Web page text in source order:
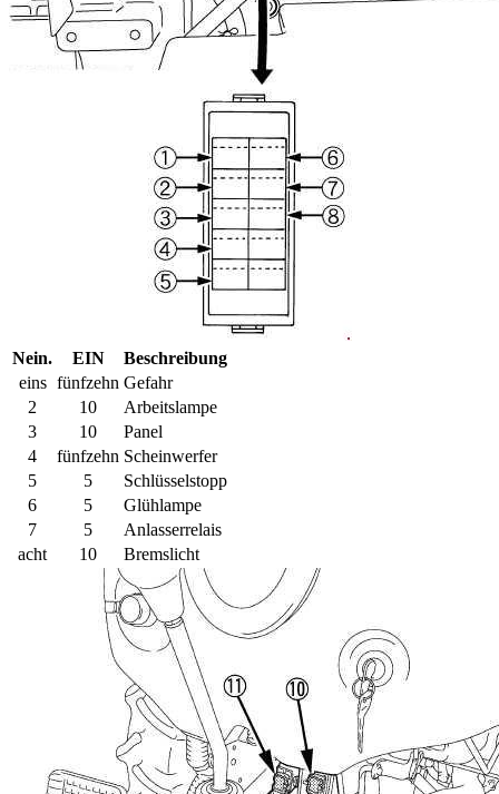
Nein. EIN
Beschreibung
eins fünfzehn Gefahr
2
10
Arbeitslampe
3
10
Panel
4
fünfzehn Scheinwerfer
5
5
Schlüsselstopp
6
5
Glühlampe
7
5
Anlasserrelais
acht
10 Bremslicht